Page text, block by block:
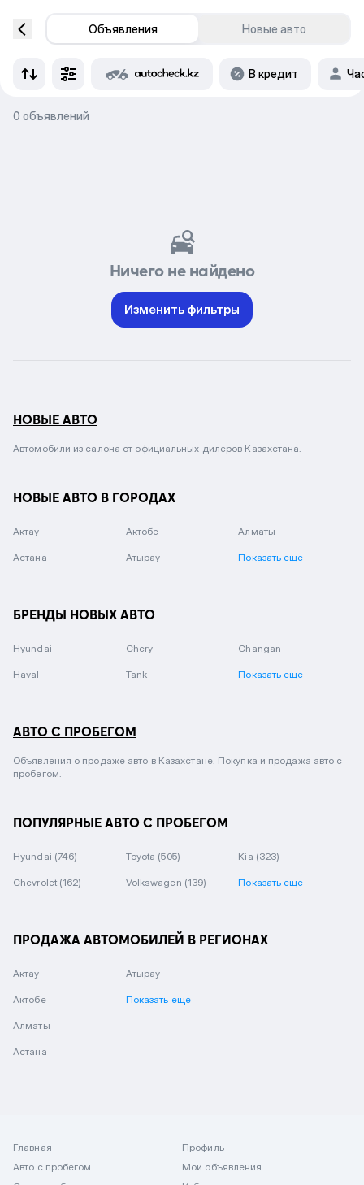
Объявления Новые авто
В кредит
0 объявлений
Ничего не найдено
Изменить фильтры
НОВЫЕ АВТО
Автомобили из салона от официальных дилеров Казахстана.
НОВЫЕ АВТО В ГОРОДАХ
Актау Актобе Алматы
Астана Атырау Показать еще
БРЕНДЫ НОВЫХ АВТО
Hyundai Chery Changan
Haval Tank Показать еще
АВТО С ПРОБЕГОМ
Объявления о продаже авто в Казахстане. Покупка и продажа авто с
пробегом.
ПОПУЛЯРНЫЕ АВТО С ПРОБЕГОМ
Hyundai (746) Toyota (505) Kia (323)
Chevrolet (162) Volkswagen (139) Показать еще
ПРОДАЖА АВТОМОБИЛЕЙ В РЕГИОНАХ
Актау
Актобе
Алматы
Астана
Атырау
Показать еще
Главная
Авто с пробегом
Профиль
Мои объявления